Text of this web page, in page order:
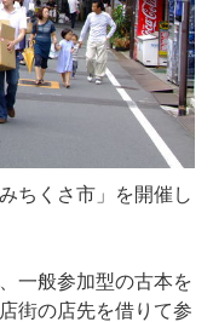
ちくさ市」を開催し
一般参加型の古本を
街の店先を借りて参